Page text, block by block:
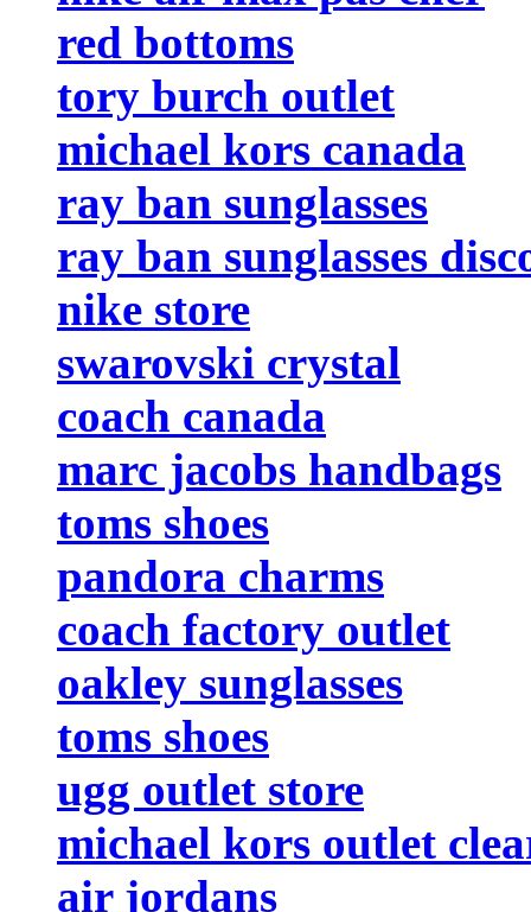
red bottoms
tory burch outlet
michael kors canada
ray ban sunglasses
ray ban sunglasses
nike store
swarovski crystal
coach canada
marc jacobs handbags
toms shoes
pandora charms
coach factory outlet
oakley sunglasses
toms shoes
ugg outlet store
michael kors outlet
air jordans